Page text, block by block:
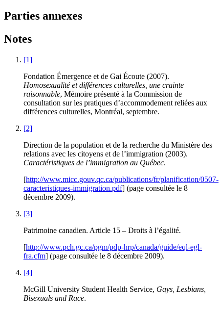
Parties annexes
Notes
[1]
Fondation Émergence et de Gai Écoute (2007).
Homosexualité et différences culturelles, une crainte
raisonnable, Mémoire présenté à la Commission de
consultation sur les pratiques d’accommodement reliées aux
différences culturelles, Montréal, septembre.
[2]
Direction de la population et de la recherche du Ministère des
relations avec les citoyens et de l’immigration (2003).
Caractéristiques de l’immigration au Québec.
[http://www.micc.gouv.qc.ca/publications/fr/planification/0507-
caracteristiques-immigration.pdf] (page consultée le 8
décembre 2009).
[3]
Patrimoine canadien. Article 15 – Droits à l’égalité.
[http://www.pch.gc.ca/pgm/pdp-hrp/canada/guide/eql-egl-
fra.cfm] (page consultée le 8 décembre 2009).
[4]
McGill University Student Health Service, Gays, Lesbians,
Bisexuals and Race.